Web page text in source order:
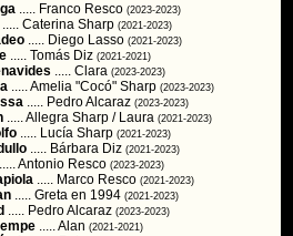
..... Franco Resco (2023-2023)
..... Caterina Sharp (2021-2023)
..... Diego Lasso (2021-2023)
..... Tomás Diz (2021-2021)
..... Clara (2023-2023)
..... Amelia "Cocó" Sharp (2023-2023)
..... Pedro Alcaraz (2023-2023)
..... Allegra Sharp / Laura (2021-2023)
..... Lucía Sharp (2021-2023)
..... Bárbara Diz (2021-2023)
Antonio Resco (2023-2023)
..... Marco Resco (2021-2023)
..... Greta en 1994 (2021-2023)
..... Pedro Alcaraz (2023-2023)
..... Alan (2021-2021)